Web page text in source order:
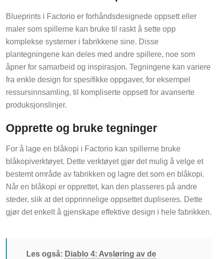
Blueprints i Factorio er forhåndsdesignede oppsett eller
maler som spillerne kan bruke til raskt å sette opp
komplekse systemer i fabrikkene sine. Disse
plantegningene kan deles med andre spillere, noe som
åpner for samarbeid og inspirasjon. Tegningene kan variere
fra enkle design for spesifikke oppgaver, for eksempel
ressursinnsamling, til kompliserte oppsett for avanserte
produksjonslinjer.
Opprette og bruke tegninger
For å lage en blåkopi i Factorio kan spillerne bruke
blåkopiverktøyet. Dette verktøyet gjør det mulig å velge et
bestemt område av fabrikken og lagre det som en blåkopi.
Når en blåkopi er opprettet, kan den plasseres på andre
steder, slik at det opprinnelige oppsettet dupliseres. Dette
gjør det enkelt å gjenskape effektive design i hele fabrikken.
Les også: Diablo 4: Avsløring av de